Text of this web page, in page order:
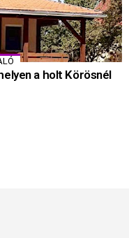
a holt Körösnél